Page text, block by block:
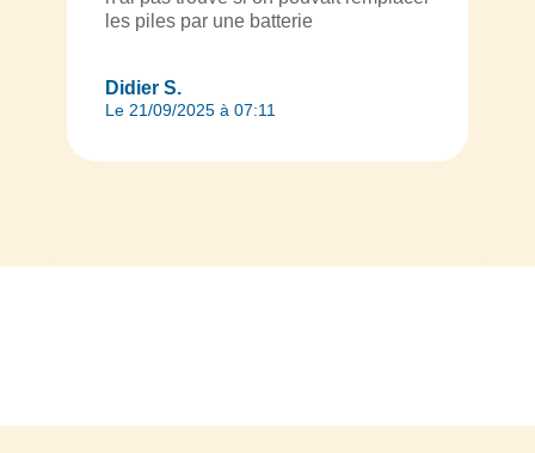
Didier S.
Le 21/09/2025 à 07:11
les piles par une batterie